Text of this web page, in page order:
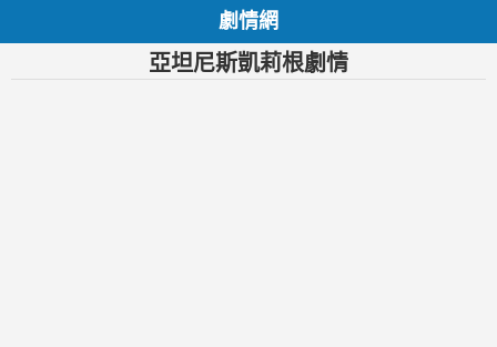
劇情網
亞坦尼斯凱莉根劇情